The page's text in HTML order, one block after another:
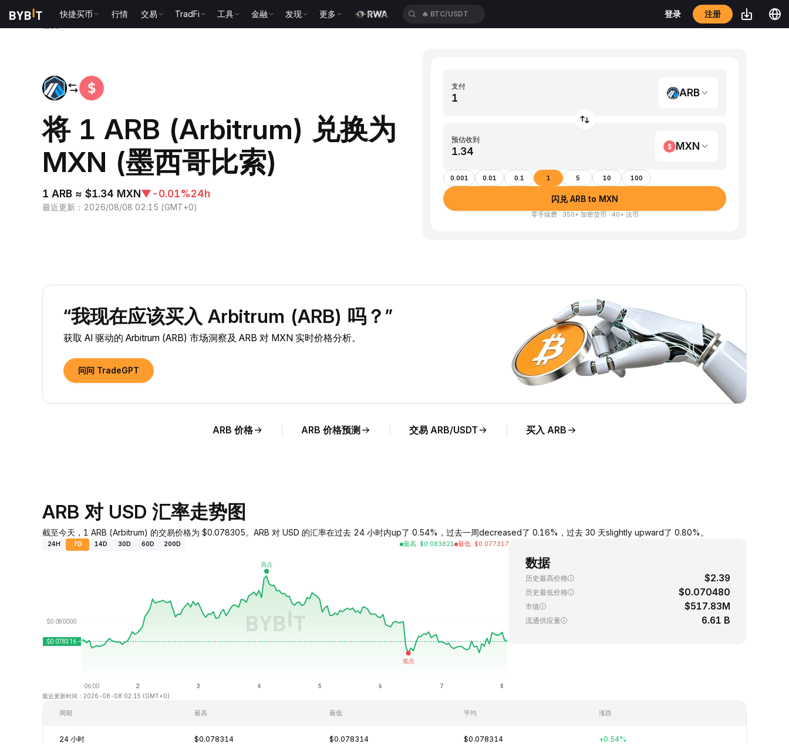
快捷买币 行情 交易 TradFi 工具 金融 发现 更多 🔥 BTC/USDT 登录 注册
将 1 ARB (Arbitrum) 兑换为
MXN (墨西哥比索)
1 ARB ≈ $1.34 MXN▼-0.01%24h
最近更新 ： 2026/08/08 02:15 (GMT+0)
支付
ARB
预估收到
MXN
0.001 0.01 0.1 1 5 10 100
闪兑 ARB to MXN
零手续费 · 350+ 加密货币 · 40+ 法币
“我现在应该买入 Arbitrum (ARB) 吗？”
获取 AI 驱动的 Arbitrum (ARB) 市场洞察及 ARB 对 MXN 实时价格分析。
问问 TradeGPT
ARB 价格 ARB 价格预测 交易 ARB/USDT 买入 ARB
ARB 对 USD 汇率走势图
截至今天，1 ARB (Arbitrum) 的交易价格为 $0.078305。ARB 对 USD 的汇率在过去 24 小时内up了 0.54%，过去一周decreased了 0.16%，过去 30 天slightly upward了 0.80%。
24H 7D 14D 30D 60D 200D 最高: $0.083821 最低: $0.077317
最近更新时间：2026-08-08 02:15 (GMT+0)
数据
历史最高价格 $2.39
历史最低价格 $0.070480
市值 $517.83M
流通供应量 6.61 B
周期 最高 最低 平均 涨跌
24 小时 $0.078314 $0.078314 $0.078314 +0.54%